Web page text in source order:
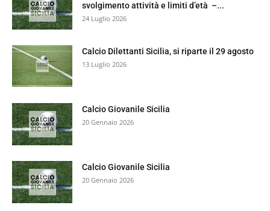
svolgimento attività e limiti d’età –...
24 Luglio 2026
Calcio Dilettanti Sicilia, si riparte il 29 agosto
13 Luglio 2026
Calcio Giovanile Sicilia
20 Gennaio 2026
Calcio Giovanile Sicilia
20 Gennaio 2026